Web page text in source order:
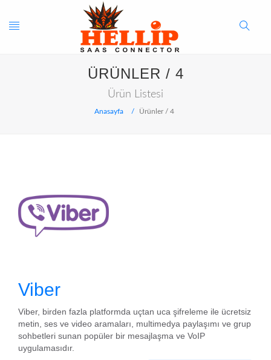
Toggle Search
ÜRÜNLER / 4
Ürün Listesi
Anasayfa Ürünler / 4
Viber
Viber, birden fazla platformda uçtan uca şifreleme ile ücretsiz
metin, ses ve video aramaları, multimedya paylaşımı ve grup
sohbetleri sunan popüler bir mesajlaşma ve VoIP
uygulamasıdır.